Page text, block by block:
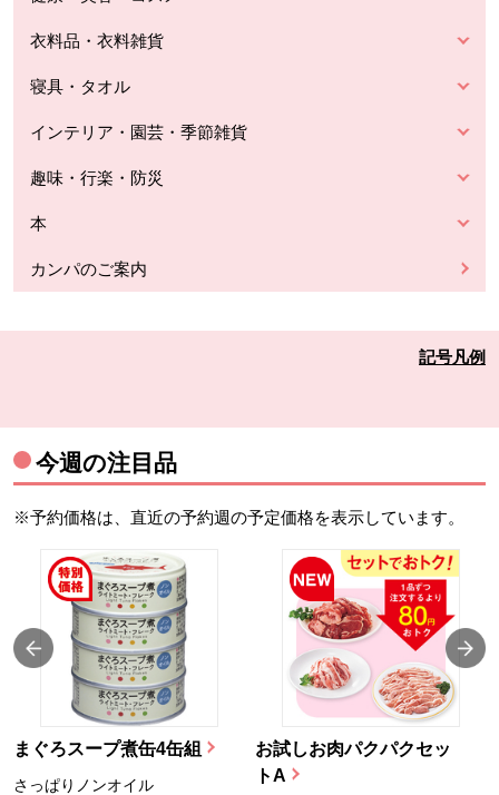
衣料品・衣料雑貨
寝具・タオル
インテリア・園芸・季節雑貨
趣味・行楽・防災
本
カンパのご案内
記号凡例
今週の注目品
※予約価格は、直近の予約週の予定価格を表示しています。
まぐろスープ煮缶4缶組
さっぱりノンオイル
お試しお肉パクパクセッ
トA